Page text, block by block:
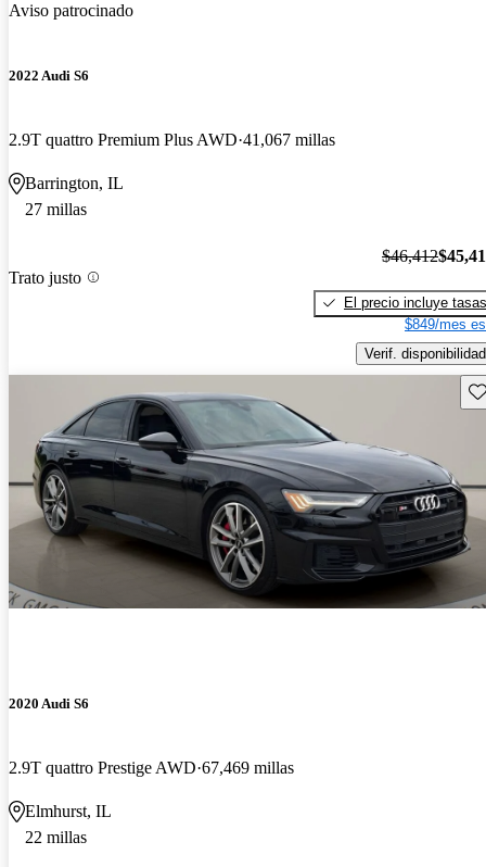
Aviso patrocinado
2022 Audi S6
2.9T quattro Premium Plus AWD 41,067 millas
Barrington, IL
27 millas
Trato justo
$46,412
El precio incluye tasas
$849/mes
Verif. disponibilidad
2020 Audi S6
2.9T quattro Prestige AWD 67,469 millas
Elmhurst, IL
22 millas